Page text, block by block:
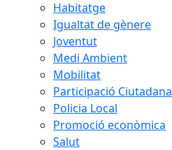
Habitatge
Igualtat de gènere
Joventut
Medi Ambient
Mobilitat
Participació Ciutadana
Policia Local
Promoció econòmica
Salut